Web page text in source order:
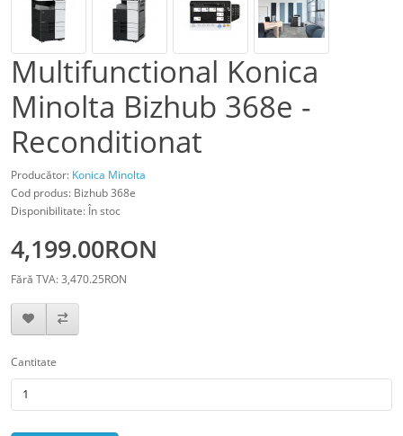
Multifunctional Konica
Minolta Bizhub 368e -
Reconditionat
Producător: Konica Minolta
Cod produs: Bizhub 368e
Disponibilitate: În stoc
4,199.00RON
Fără TVA: 3,470.25RON
Cantitate